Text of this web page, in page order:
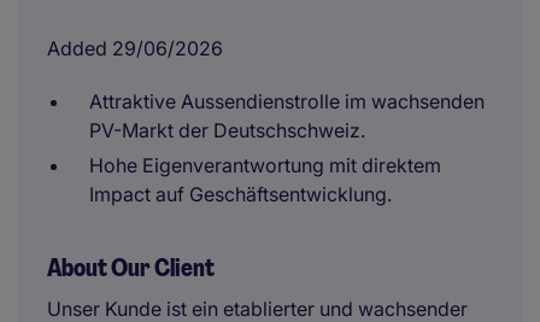
Added 29/06/2026
Attraktive Aussendienstrolle im wachsenden
PV-Markt der Deutschschweiz.
Hohe Eigenverantwortung mit direktem
Impact auf Geschäftsentwicklung.
About Our Client
Unser Kunde ist ein etablierter und wachsender